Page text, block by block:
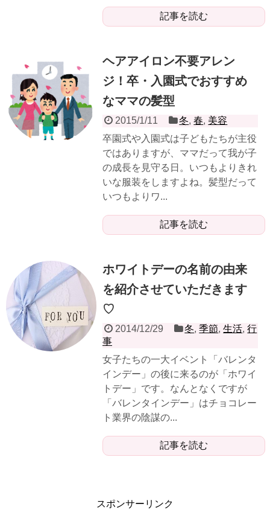
記事を読む
ヘアアイロン不要アレン
ジ！卒・入園式でおすすめ
なママの髪型
2015/1/11 冬,春, 美容
卒園式や入園式は子どもたちが主役
ではありますが、ママだって我が子
の成長を見守る日。いつもよりきれ
いな服装をしますよね。髪型だって
いつもよりワ...
記事を読む
ホワイトデーの名前の由来
を紹介させていただきます
♡
2014/12/29 冬,季節,生活,行
事
女子たちの一大イベント「バレンタ
インデー」の後に来るのが「ホワイ
トデー」です。なんとなくですが
「バレンタインデー」はチョコレー
ト業界の陰謀の...
記事を読む
スポンサーリンク